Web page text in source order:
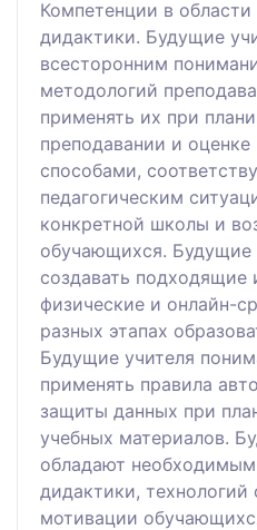
Компетенции в области
дидактики. Будущие
всесторонним
методологий
применять их при
преподавании и
способами,
педагогическим
конкретной школы и
обучающихся. Будущие
создавать подходящие
физические и онлайн-
разных этапах
Будущие учителя
применять правила
защиты данных при
учебных материалов.
обладают
дидактики,
мотивации